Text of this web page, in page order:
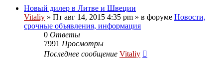
Новый дилер в Литве и Швеции
Vitaliy » Пт авг 14, 2015 4:35 pm » в форуме Новости,
срочные объявления, информация
0 Ответы
7991 Просмотры
Последнее сообщение Vitaliy